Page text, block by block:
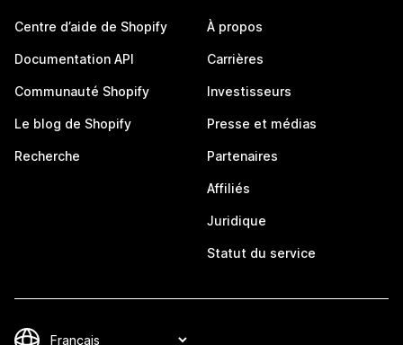
Centre d’aide de Shopify
Documentation API
Communauté Shopify
Le blog de Shopify
Recherche
À propos
Carrières
Investisseurs
Presse et médias
Partenaires
Affiliés
Juridique
Statut du service